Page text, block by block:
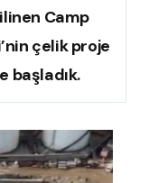
Camp
çelik proje
başladık.